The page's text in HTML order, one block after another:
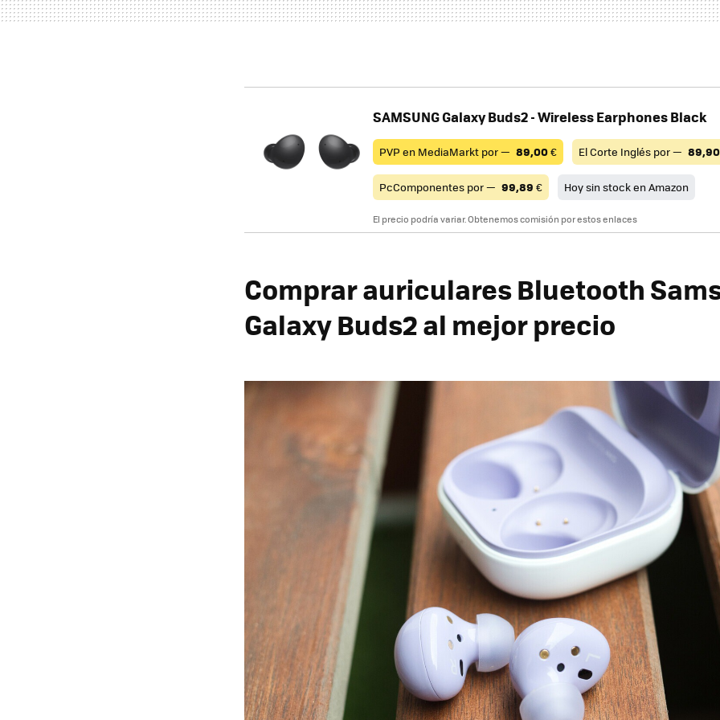
SAMSUNG Galaxy Buds2 - Wireless Earphones Black
PVP en MediaMarkt por — 89,00€ El Corte Inglés por — 89,90
PcComponentes por — 99,89 € Hoy sin stock en Amazon
El precio podría variar. Obtenemos comisión por estos enlaces
Comprar auriculares Bluetooth
Galaxy Buds2 al mejor precio